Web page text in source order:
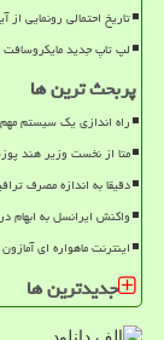
تاریخ احتمالی رونمایی از آیفون 18 پرو و اولترا
لپ تاپ جدید
پربحث ترین ها
راه اندازی یک سیستم
متا از نخست وزیر هند
دقیقا به اندازه مصرف
واکنش ایرانسل به ابهام
اینترنت ماهواره ای
جدیدترین ها